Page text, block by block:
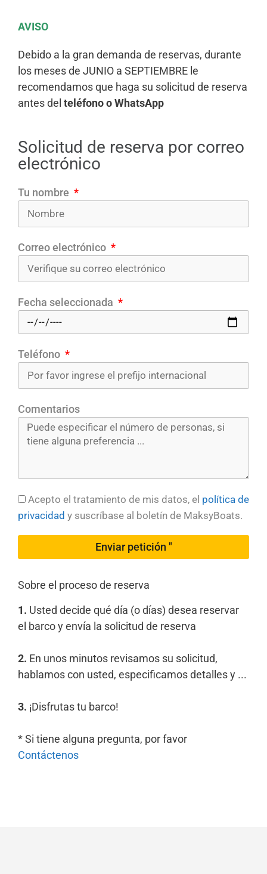
AVISO
Debido a la gran demanda de reservas, durante
los meses de JUNIO a SEPTIEMBRE le
recomendamos que haga su solicitud de reserva
antes del teléfono o WhatsApp
Solicitud de reserva por correo
electrónico
Tu nombre
Correo electrónico
Fecha seleccionada
Teléfono
Comentarios
Acepto el tratamiento de mis datos, el política de
privacidad y suscríbase al boletín de MaksyBoats.
Enviar petición "
Sobre el proceso de reserva
1. Usted decide qué día (o días) desea reservar
el barco y envía la solicitud de reserva
2. En unos minutos revisamos su solicitud,
hablamos con usted, especificamos detalles y ...
3. ¡Disfrutas tu barco!
* Si tiene alguna pregunta, por favor
Contáctenos